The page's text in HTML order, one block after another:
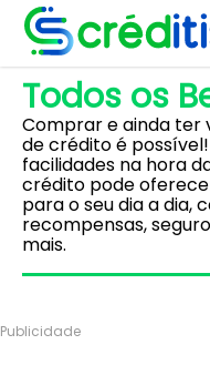
Todos os
Comprar e ainda ter
de crédito é
facilidades na hora
crédito pode
para o seu dia a dia,
recompensas,
mais.
Publicidade